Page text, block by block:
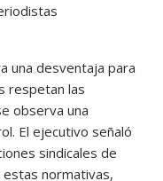
una desventaja para
respetan las
observa una
El ejecutivo señaló
sindicales de
normativas,